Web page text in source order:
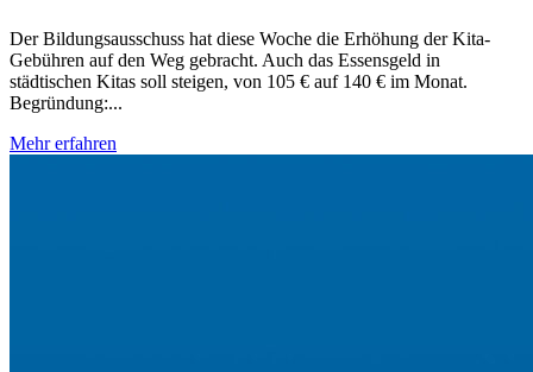
Der Bildungsausschuss hat diese Woche die Erhöhung der Kita-
Gebühren auf den Weg gebracht. Auch das Essensgeld in
städtischen Kitas soll steigen, von 105 € auf 140 € im Monat.
Begründung:...
Mehr erfahren